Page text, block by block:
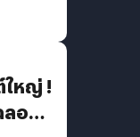
ใหญ่ !
ลอง